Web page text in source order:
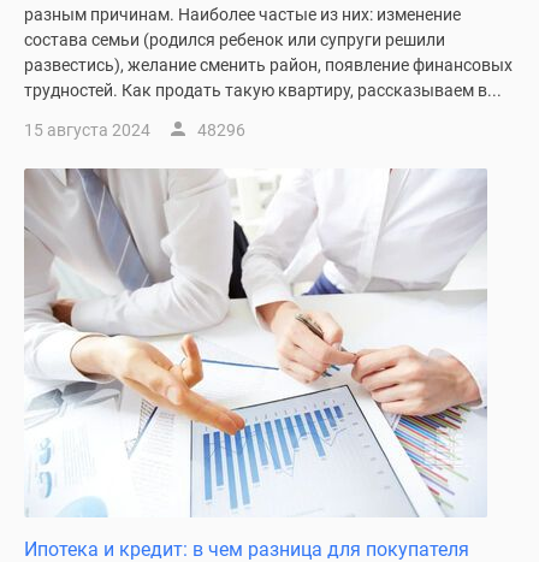
разным причинам. Наиболее частые из них: изменение
состава семьи (родился ребенок или супруги решили
развестись), желание сменить район, появление финансовых
трудностей. Как продать такую квартиру, рассказываем в...
15 августа 2024 48296
Ипотека и кредит: в чем разница для покупателя